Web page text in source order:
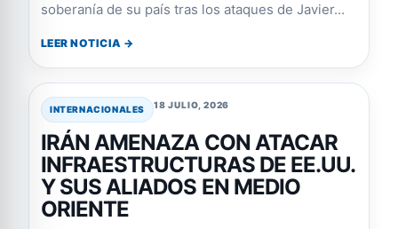
soberanía de su país tras los ataques de Javier...
LEER NOTICIA →
INTERNACIONALES 18 JULIO, 2026
IRÁN AMENAZA CON ATACAR
INFRAESTRUCTURAS DE EE.UU.
Y SUS ALIADOS EN MEDIO
ORIENTE